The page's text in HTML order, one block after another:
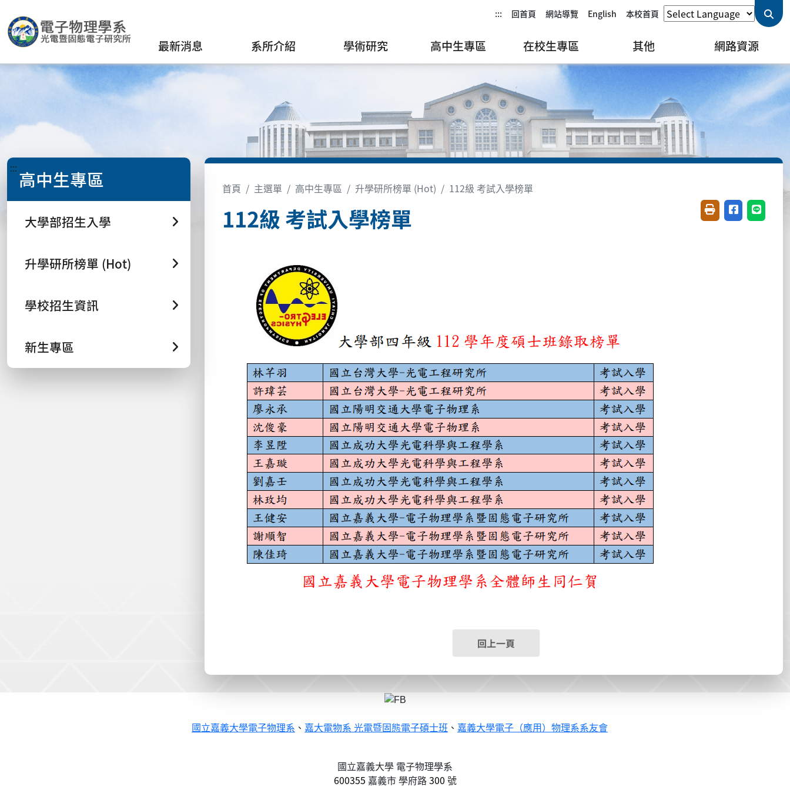
::: 回首頁 網站導覽 English 本校首頁
最新消息 系所介紹 學術研究 高中生專區 在校生專區 其他 網路資源
::: 高中生專區
大學部招生入學
升學研所榜單 (Hot)
學校招生資訊
新生專區
首頁 主選單 高中生專區 升學研所榜單 (Hot) 112級 考試入學榜單
112級 考試入學榜單 友善列印(開新視窗)
分享至臉書(
分享至
回上一頁
國立嘉義大學電子物理系 、 嘉大電物系 光電暨固態電子碩士班 、 嘉義大學電子（應用）物理系系友會
國立嘉義大學 電子物理學系
600355 嘉義市學府路300 號